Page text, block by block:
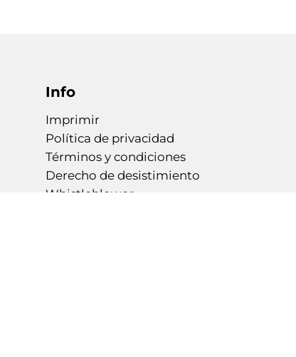
Info
Imprimir
Política de privacidad
Términos y condiciones
Derecho de desistimiento
Whistleblower